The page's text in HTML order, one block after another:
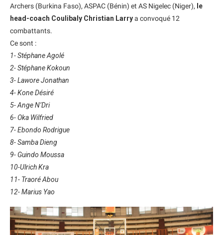
Archers (Burkina Faso), ASPAC (Bénin) et AS Nigelec (Niger), le
head-coach Coulibaly Christian Larrya convoqué 12
combattants.
Ce sont :
1- Stéphane Agolé
2- Stéphane Kokoun
3- Lawore Jonathan
4- Kone Désiré
5- Ange N’Dri
6- Oka Wilfried
7- Ebondo Rodrigue
8- Samba Dieng
9- Guindo Moussa
10-Ulrich Kra
11- Traoré Abou
12- Marius Yao